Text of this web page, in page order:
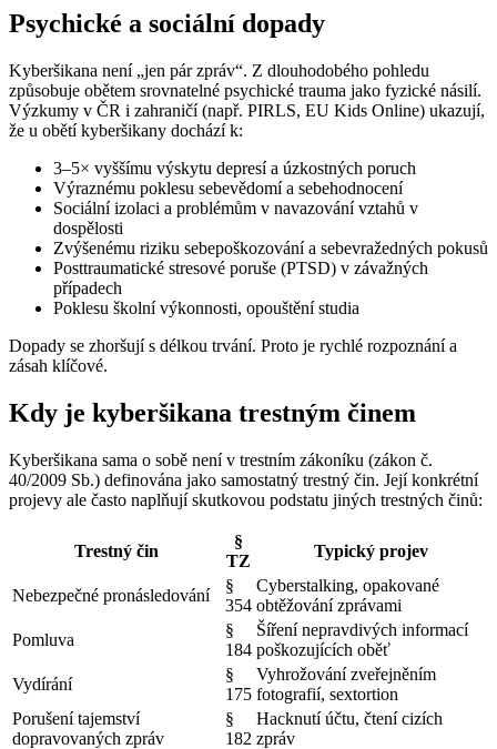
Psychické a sociální dopady
Kyberšikana není „jen pár zpráv“. Z dlouhodobého pohledu
způsobuje obětem srovnatelné psychické trauma jako fyzické násilí.
Výzkumy v ČR i zahraničí (např. PIRLS, EU Kids Online) ukazují,
že u obětí kyberšikany dochází k:
3–5× vyššímu výskytu depresí a úzkostných poruch
Výraznému poklesu sebevědomí a sebehodnocení
Sociální izolaci a problémům v navazování vztahů v
dospělosti
Zvýšenému riziku sebepoškozování a sebevražedných pokusů
Posttraumatické stresové poruše (PTSD) v závažných
případech
Poklesu školní výkonnosti, opouštění studia
Dopady se zhoršují s délkou trvání. Proto je rychlé rozpoznání a
zásah klíčové.
Kdy je kyberšikana trestným činem
Kyberšikana sama o sobě není v trestním zákoníku (zákon č.
40/2009 Sb.) definována jako samostatný trestný čin. Její konkrétní
projevy ale často naplňují skutkovou podstatu jiných trestných činů:
Trestný čin
§
TZ
Typický projev
Nebezpečné pronásledování
§
354
Cyberstalking, opakované
obtěžování zprávami
Pomluva
§
184
Šíření nepravdivých informací
poškozujících oběť
Vydírání
§
175
Vyhrožování zveřejněním
fotografií, sextortion
Porušení tajemství
dopravovaných zpráv
§
182
Hacknutí účtu, čtení cizích
zpráv